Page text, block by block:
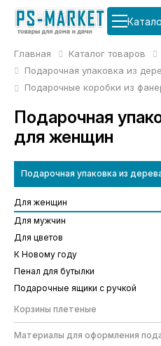
Главная Каталог товаров
Подарочная упаковка из
Подарочные коробки из
Подарочная
для женщин
Для женщин
Для мужчин
Для цветов
К Новому году
Пенал для бутылки
Подарочные ящики с ручкой
Подарочная упаковка из
Корзины плетеные
Материалы для оформления